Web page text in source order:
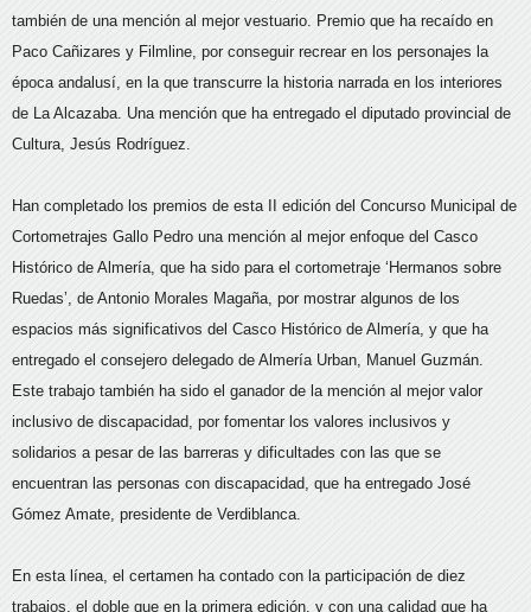
también de una mención al mejor vestuario. Premio que ha recaído en
Paco Cañizares y Filmline, por conseguir recrear en los personajes la
época andalusí, en la que transcurre la historia narrada en los interiores
de La Alcazaba. Una mención que ha entregado el diputado provincial de
Cultura, Jesús Rodríguez.
Han completado los premios de esta II edición del Concurso Municipal de
Cortometrajes Gallo Pedro una mención al mejor enfoque del Casco
Histórico de Almería, que ha sido para el cortometraje ‘Hermanos sobre
Ruedas’, de Antonio Morales Magaña, por mostrar algunos de los
espacios más significativos del Casco Histórico de Almería, y que ha
entregado el consejero delegado de Almería Urban, Manuel Guzmán.
Este trabajo también ha sido el ganador de la mención al mejor valor
inclusivo de discapacidad, por fomentar los valores inclusivos y
solidarios a pesar de las barreras y dificultades con las que se
encuentran las personas con discapacidad, que ha entregado José
Gómez Amate, presidente de Verdiblanca.
En esta línea, el certamen ha contado con la participación de diez
trabajos, el doble que en la primera edición, y con una calidad que ha